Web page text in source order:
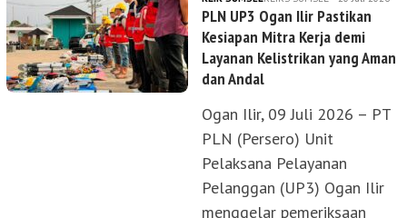
PLN UP3 Ogan Ilir Pastikan
Kesiapan Mitra Kerja demi
Layanan Kelistrikan yang Aman
dan Andal
Ogan Ilir, 09 Juli 2026 – PT
PLN (Persero) Unit
Pelaksana Pelayanan
Pelanggan (UP3) Ogan Ilir
menggelar pemeriksaan